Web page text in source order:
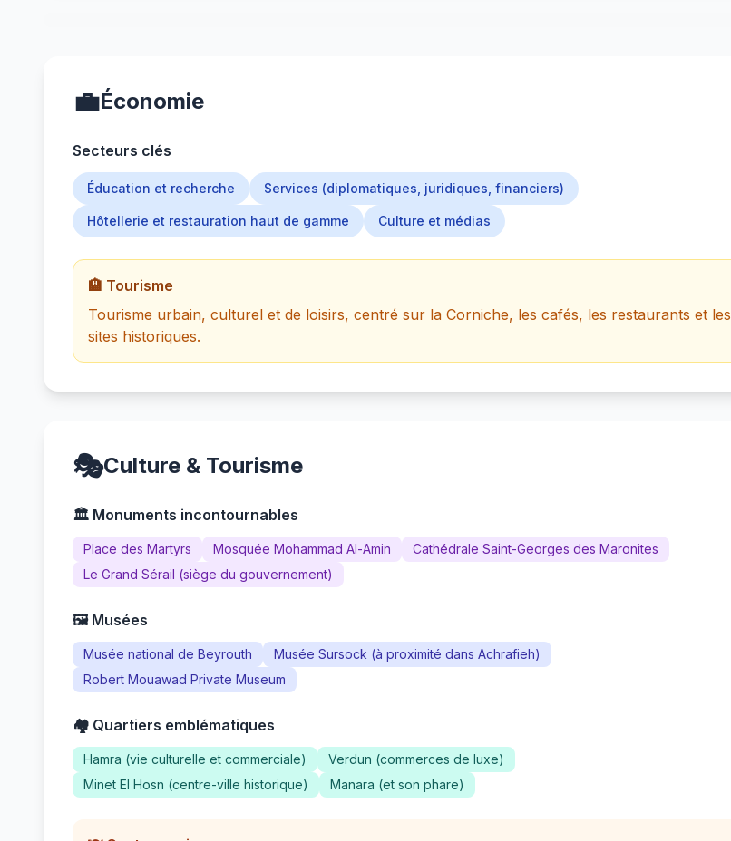
💼Économie
Secteurs clés
Éducation et recherche Services (diplomatiques, juridiques, financiers)
Hôtellerie et restauration haut de gamme Culture et médias
🏨 Tourisme
Tourisme urbain, culturel et de loisirs, centré sur la Corniche, les cafés, les restaurants et les
sites historiques.
🎭Culture & Tourisme
🏛️ Monuments incontournables
Place des Martyrs Mosquée Mohammad Al-Amin
Cathédrale Saint-Georges des Maronites
Le Grand Sérail (siège du gouvernement)
🖼️ Musées
Musée national de Beyrouth
Musée Sursock (à proximité dans Achrafieh)
Robert Mouawad Private Museum
🏘️ Quartiers emblématiques
Hamra (vie culturelle et commerciale)
Verdun (commerces de luxe)
Minet El Hosn (centre-ville historique)
Manara (et son phare)